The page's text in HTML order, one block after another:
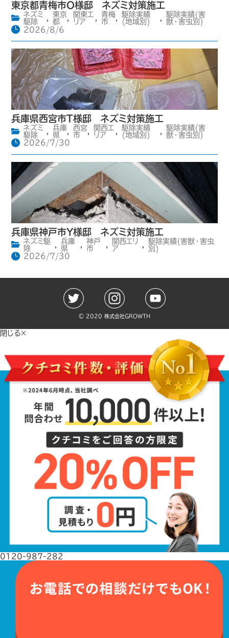
東京都青梅市O様邸 ネズミ対策施工
ネズミ
駆除
,
東京
都
,
関東エ
リア
,
青梅
市
,
駆除実績
(地域別)
,
駆除実績(害
獣・害虫別)
2026/8/6
兵庫県西宮市T様邸 ネズミ対策施工
ネズミ
駆除
,
兵庫
県
,
西宮
市
,
関西エ
リア
,
駆除実績
(地域別)
,
駆除実績(害
獣・害虫別)
2026/7/30
兵庫県神戸市Y様邸 ネズミ対策施工
ネズミ駆
除
兵庫
県
神戸
市
関西エリ
ア
駆除実績(害獣・害虫
別)
2026/7/30
©️ 2020 株式会社GROWTH
閉じる×
0120-987-282